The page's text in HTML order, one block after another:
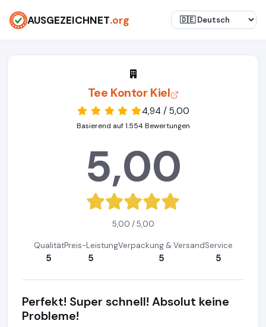
AUSGEZEICHNET.org
Tee Kontor Kiel
4,94 / 5,00
Basierend auf 1.554 Bewertungen
5,00
5,00 / 5,00
Qualität
5
Preis-Leistung
5
Verpackung & Versand
5
Service
5
Perfekt! Super schnell! Absolut keine
Probleme!